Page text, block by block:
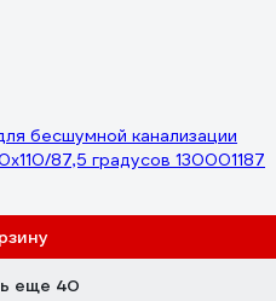
бесшумной канализации
87,5 градусов 130001187
еще 40